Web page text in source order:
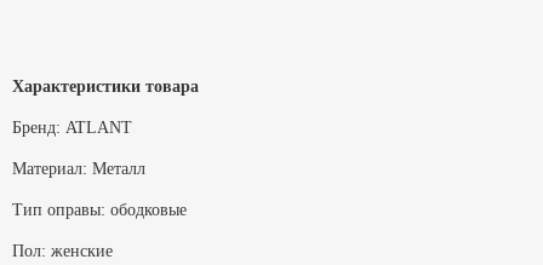
Характеристики товара
Бренд: ATLANT
Материал: Металл
Тип оправы: ободковые
Пол: женские